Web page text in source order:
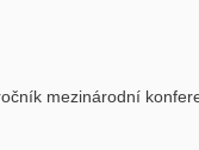
mezinárodní